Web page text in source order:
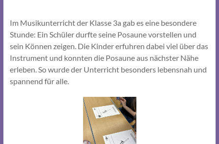
Im Musikunterricht der Klasse 3a gab es eine besondere
Stunde: Ein Schüler durfte seine Posaune vorstellen und
sein Können zeigen. Die Kinder erfuhren dabei viel über das
Instrument und konnten die Posaune aus nächster Nähe
erleben. So wurde der Unterricht besonders lebensnah und
spannend für alle.